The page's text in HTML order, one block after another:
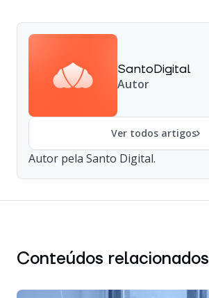
SantoDigital
Autor
Ver todos artigos
Autor pela Santo Digital.
Conteúdos relacionados